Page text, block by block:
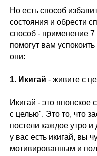
Но есть способ
состояния и обрести
способ - применение
помогут вам
они:
1. Икигай - живите с
Икигай - это японское
с целью". Это то, что
постели каждое утро и
у вас есть икигай, вы
мотивированным и